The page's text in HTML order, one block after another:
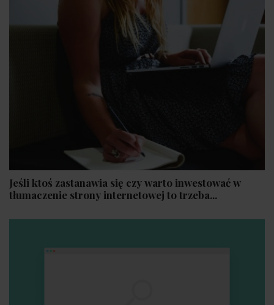
Jeśli ktoś zastanawia się czy warto inwestować w
tłumaczenie strony internetowej to trzeba...